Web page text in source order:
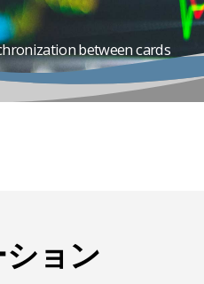
between cards
ョン